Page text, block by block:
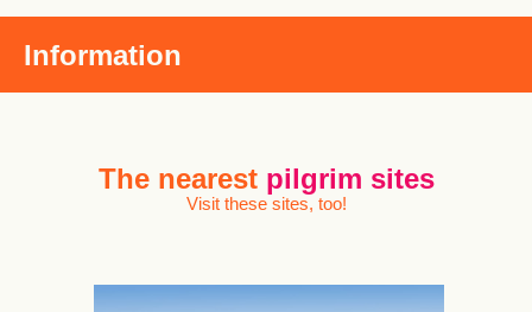
Information
The nearest pilgrim sites
Visit these sites, too!